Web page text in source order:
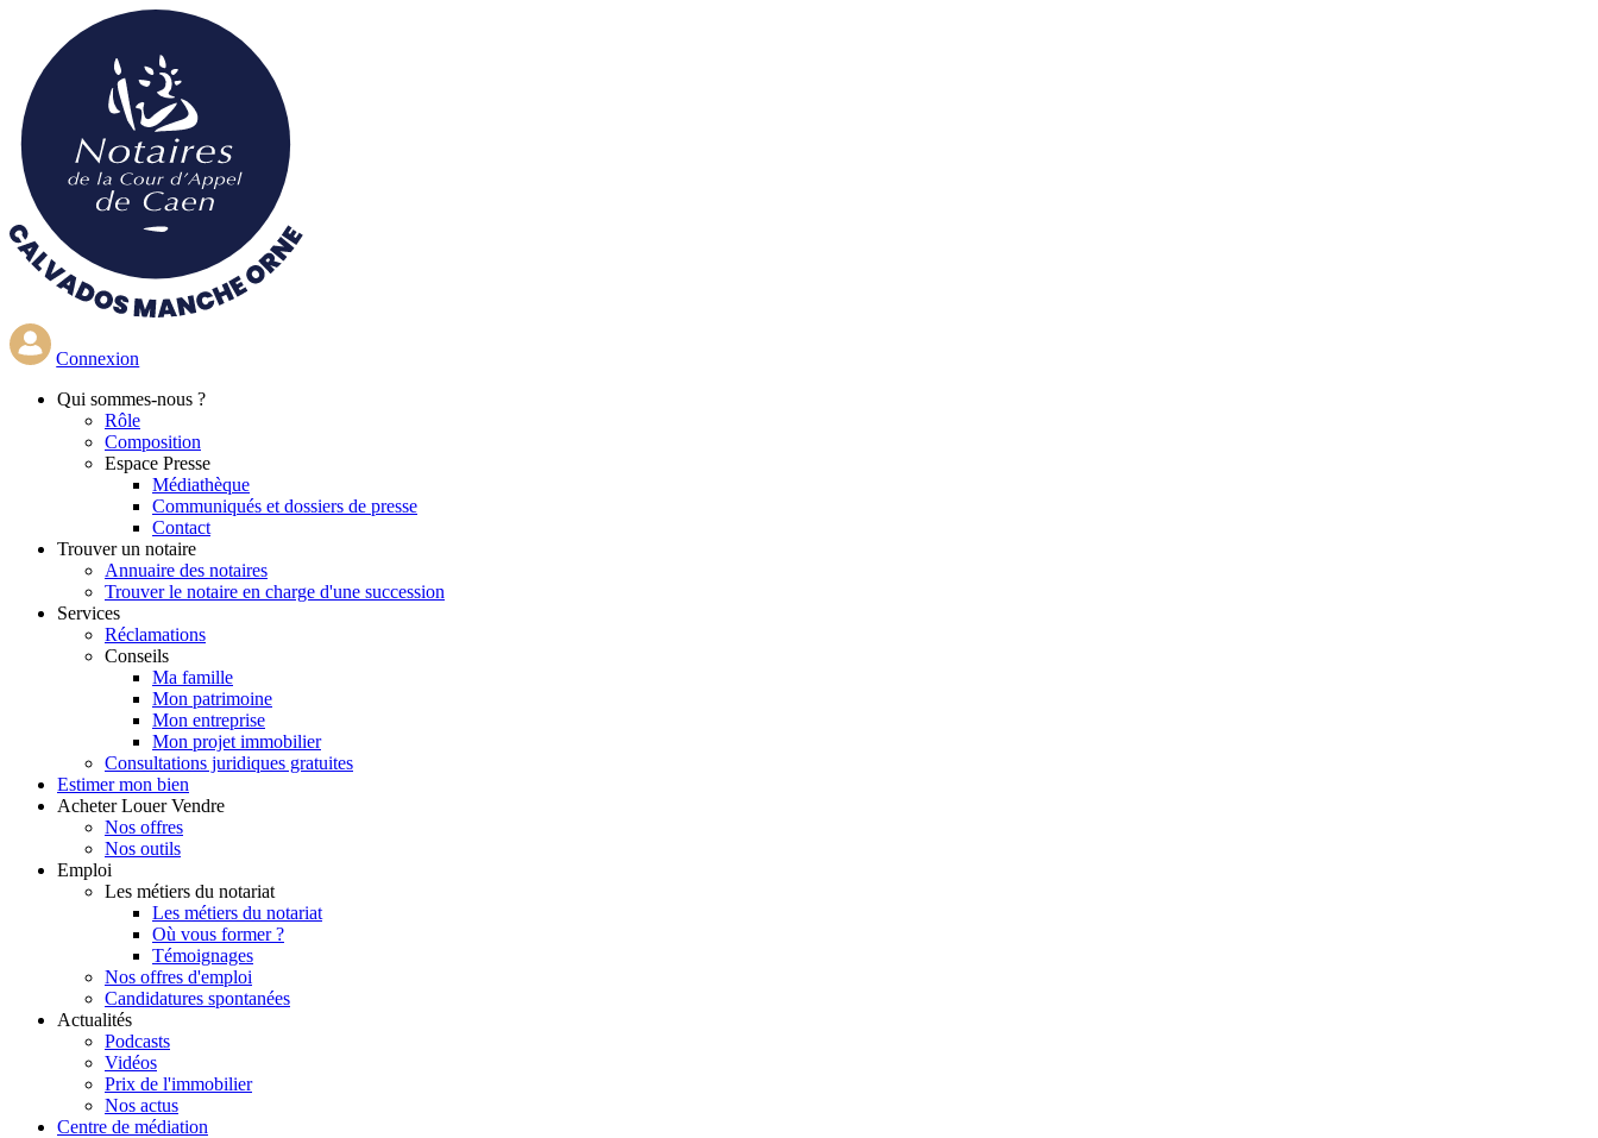
contenu
principal
Connexion
Qui sommes-nous ?
Rôle
Composition
Espace Presse
Médiathèque
Communiqués et dossiers de presse
Contact
Trouver un notaire
Annuaire des notaires
Trouver le notaire en charge d'une succession
Services
Réclamations
Conseils
Ma famille
Mon patrimoine
Mon entreprise
Mon projet immobilier
Consultations juridiques gratuites
Estimer mon bien
Acheter Louer Vendre
Nos offres
Nos outils
Emploi
Les métiers du notariat
Les métiers du notariat
Où vous former ?
Témoignages
Nos offres d'emploi
Candidatures spontanées
Actualités
Podcasts
Vidéos
Prix de l'immobilier
Nos actus
Centre de médiation